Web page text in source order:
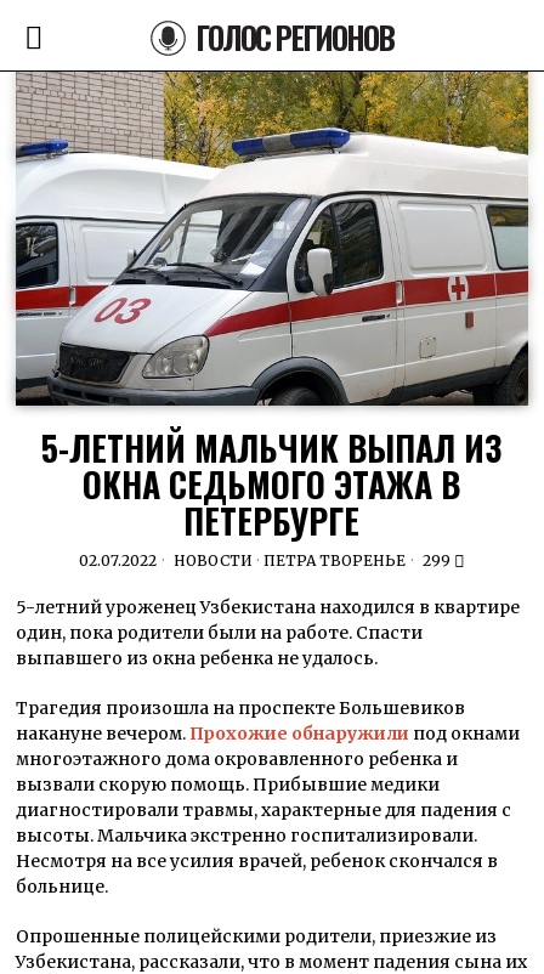
ГОЛОС РЕГИОНОВ
5-ЛЕТНИЙ МАЛЬЧИК ВЫПАЛ ИЗ
ОКНА СЕДЬМОГО ЭТАЖА В
ПЕТЕРБУРГЕ
02.07.2022 НОВОСТИ · ПЕТРА ТВОРЕНЬЕ 299
5-летний уроженец Узбекистана находился в квартире
один, пока родители были на работе. Спасти
выпавшего из окна ребенка не удалось.
Трагедия произошла на проспекте Большевиков
накануне вечером.Прохожие обнаружили под окнами
многоэтажного дома окровавленного ребенка и
вызвали скорую помощь. Прибывшие медики
диагностировали травмы, характерные для падения с
высоты. Мальчика экстренно госпитализировали.
Несмотря на все усилия врачей, ребенок скончался в
больнице.
Опрошенные полицейскими родители, приезжие из
Узбекистана, рассказали, что в момент падения сына их